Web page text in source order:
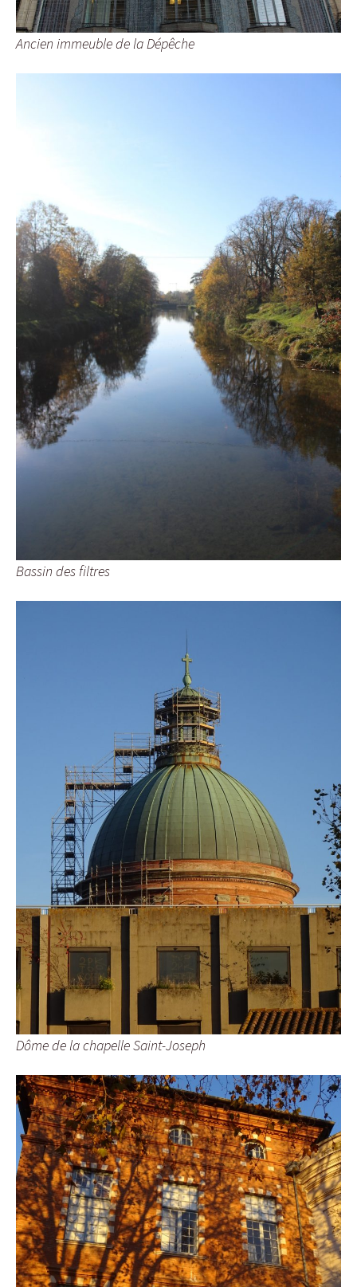
Ancien immeuble de la Dépêche
Bassin des filtres
Dôme de la chapelle Saint-Joseph